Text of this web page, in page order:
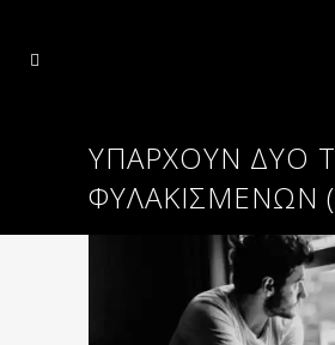
ΥΠΆΡΧΟΥΝ ΔΎΟ
ΦΥΛΑΚΙΣΜΈΝΩΝ